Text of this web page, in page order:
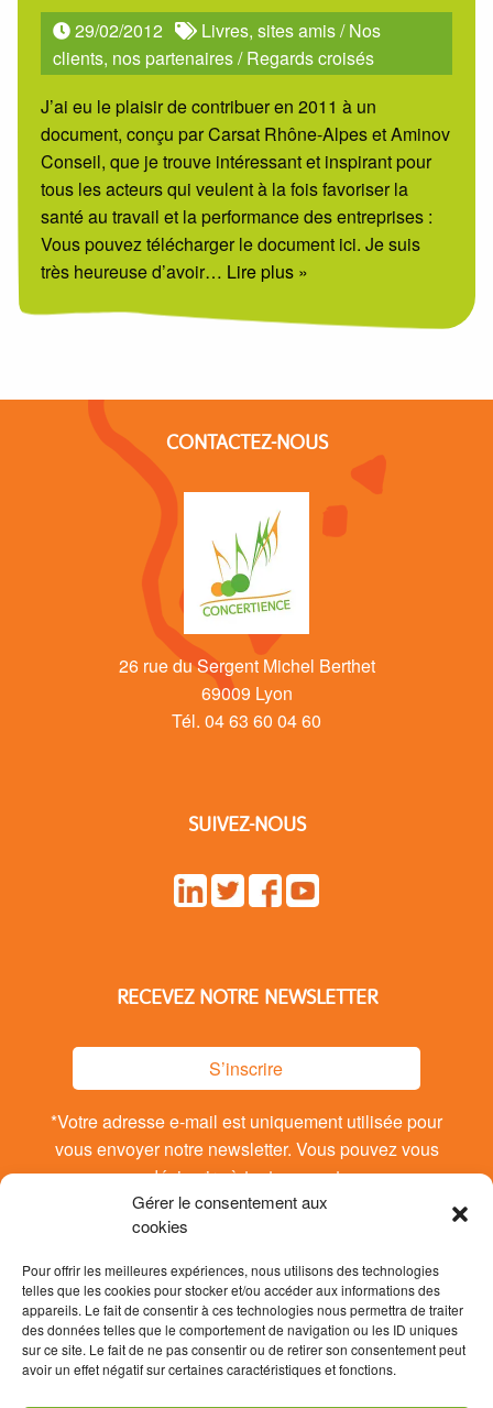
Gérer le consentement aux
cookies
Pour offrir les meilleures expériences, nous utilisons des technologies
telles que les cookies pour stocker et/ou accéder aux informations des
appareils. Le fait de consentir à ces technologies nous permettra de traiter
des données telles que le comportement de navigation ou les ID uniques
sur ce site. Le fait de ne pas consentir ou de retirer son consentement peut
avoir un effet négatif sur certaines caractéristiques et fonctions.
29/02/2012 Livres, sites amis/Nos
clients, nos partenaires/Regards croisés
J’ai eu le plaisir de contribuer en 2011 à un
document, conçu par Carsat Rhône-Alpes et Aminov
Conseil, que je trouve intéressant et inspirant pour
tous les acteurs qui veulent à la fois favoriser la
santé au travail et la performance des entreprises :
Vous pouvez télécharger le document ici. Je suis
très heureuse d’avoir… Lire plus »
CONTACTEZ-NOUS
26 rue du Sergent Michel Berthet
69009 Lyon
Tél. 04 63 60 04 60
SUIVEZ-NOUS
RECEVEZ NOTRE NEWSLETTER
S’inscrire
*Votre adresse e-mail est uniquement utilisée pour
vous envoyer notre newsletter. Vous pouvez vous
désinsrire à tout moment.